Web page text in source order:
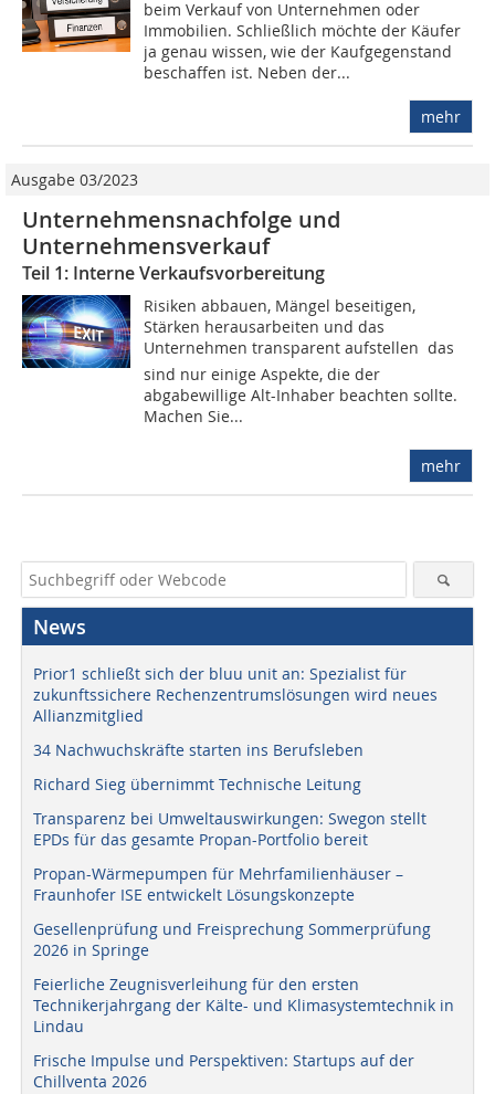
beim Verkauf von Unternehmen oder
Immobilien. Schließlich möchte der Käufer
ja genau wissen, wie der Kaufgegenstand
beschaffen ist. Neben der...
mehr
Ausgabe 03/2023
Unternehmensnachfolge und
Unternehmensverkauf
Teil 1: Interne Verkaufsvorbereitung
Risiken abbauen, Mängel beseitigen,
Stärken herausarbeiten und das
Unternehmen transparent aufstellen  das
sind nur einige Aspekte, die der
abgabewillige Alt-Inhaber beachten sollte.
Machen Sie...
mehr
News
Prior1 schließt sich der bluu unit an: Spezialist für
zukunftssichere Rechenzentrumslösungen wird neues
Allianzmitglied
34 Nachwuchskräfte starten ins Berufsleben
Richard Sieg übernimmt Technische Leitung
Transparenz bei Umweltauswirkungen: Swegon stellt
EPDs für das gesamte Propan-Portfolio bereit
Propan-Wärmepumpen für Mehrfamilienhäuser –
Fraunhofer ISE entwickelt Lösungskonzepte
Gesellenprüfung und Freisprechung Sommerprüfung
2026 in Springe
Feierliche Zeugnisverleihung für den ersten
Technikerjahrgang der Kälte- und Klimasystemtechnik in
Lindau
Frische Impulse und Perspektiven: Startups auf der
Chillventa 2026